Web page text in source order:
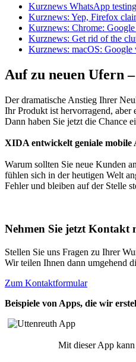
Kurznews WhatsApp
Kurznews: Yep, Firefox
Kurznews: Chrome:
Kurznews: Get rid of the
Kurznews: macOS: Google
Auf zu neuen Ufern
Der dramatische Anstieg Ihrer
Ihr Produkt ist hervorragend, aber
Dann haben Sie jetzt die Chance
XIDA entwickelt geniale
Warum sollten Sie neue Kunden
fühlen sich in der heutigen Welt
Fehler und bleiben auf der Stelle
Nehmen Sie jetzt Kontakt
Stellen Sie uns Fragen zu Ihrer
Wir teilen Ihnen dann umgehend
Zum Kontaktformular
Beispiele von Apps, die wir
Mit dieser App